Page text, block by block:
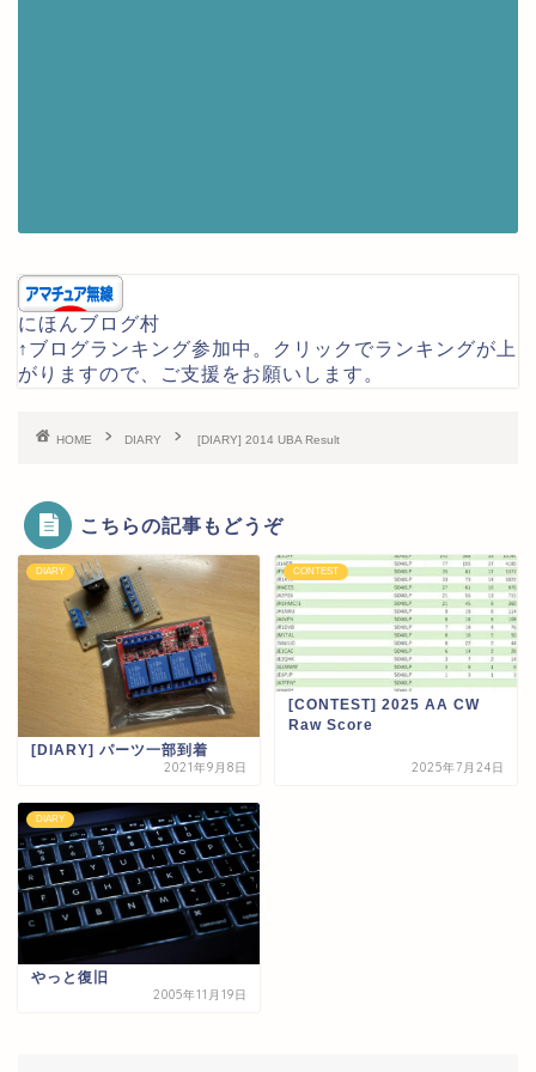
にほんブログ村
↑ブログランキング参加中。クリックでランキングが上
がりますので、ご支援をお願いします。
HOME DIARY [DIARY] 2014 UBA Result
こちらの記事もどうぞ
DIARY
[DIARY] パーツ一部到着
2021年9月8日
CONTEST
[CONTEST] 2025 AA CW
Raw Score
2025年7月24日
DIARY
やっと復旧
2005年11月19日